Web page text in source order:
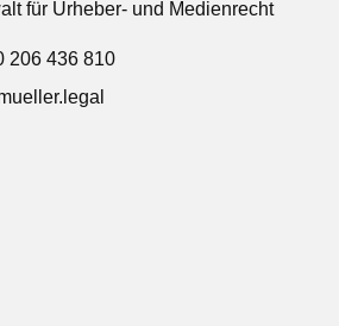
für Urheber- und Medienrecht
206 436 810